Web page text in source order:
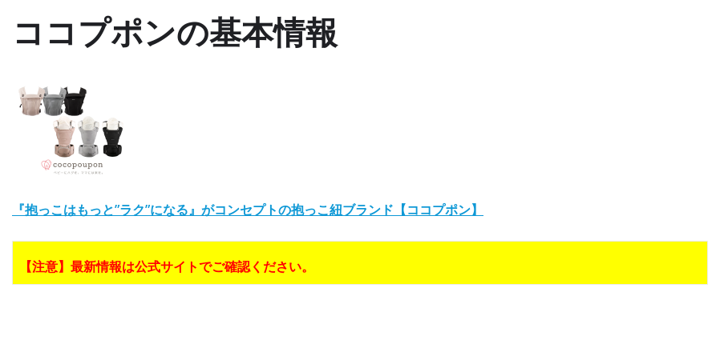
ココプポンの基本情報
『抱っこはもっと”ラク”になる』がコンセプトの抱っこ紐ブランド【ココプポン】
【注意】最新情報は公式サイトでご確認ください。